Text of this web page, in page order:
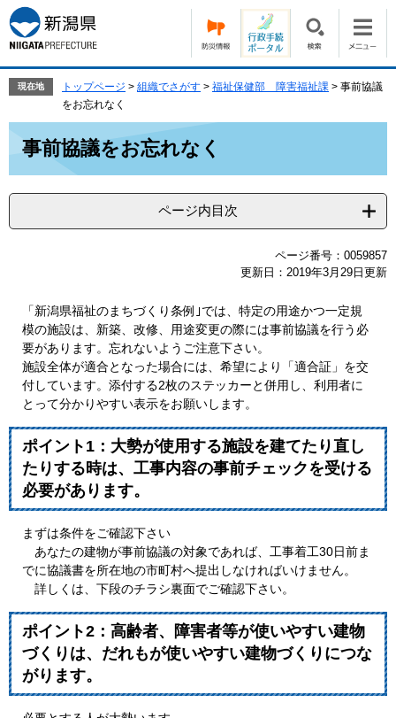
ー
ジ
の
で
す。
ニ
ュ
ー
ば
本
文
現在地 トップページ > 組織でさがす > 福祉保健部 障害福祉課 > 事前協議
をお忘れなく
事前協議をお忘れなく
ページ内目次
ページ番号：0059857
更新日：2019年3月29日更新
「新潟県福祉のまちづくり条例｣では、特定の用途かつ一定規
模の施設は、新築、改修、用途変更の際には事前協議を行う必
要があります。忘れないようご注意下さい。
施設全体が適合となった場合には、希望により「適合証」を交
付しています。添付する2枚のステッカーと併用し、利用者に
とって分かりやすい表示をお願いします。
ポイント1：大勢が使用する施設を建てたり直し
たりする時は、工事内容の事前チェックを受ける
必要があります。
まずは条件をご確認下さい
あなたの建物が事前協議の対象であれば、工事着工30日前ま
でに協議書を所在地の市町村へ提出しなければいけません。
詳しくは、下段のチラシ裏面でご確認下さい。
ポイント2：高齢者、障害者等が使いやすい建物
づくりは、だれもが使いやすい建物づくりにつな
がります。